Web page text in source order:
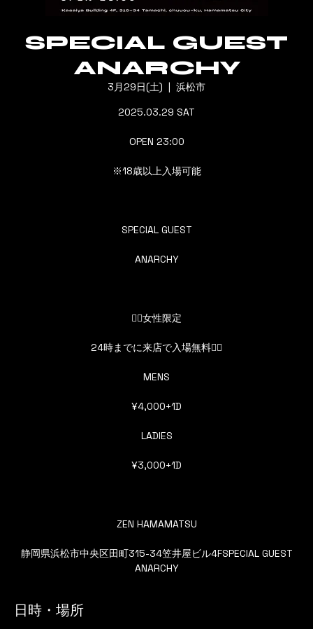
SPECIAL GUEST
ANARCHY
3月29日(土)
  |
浜松市
2025.03.29 SAT
OPEN 23:00
※18歳以上入場可能
SPECIAL GUEST
ANARCHY
👯‍♀️女性限定
24時までに来店で入場無料👯‍♀️
MENS
¥4,000+1D
LADIES
¥3,000+1D
ZEN HAMAMATSU
静岡県浜松市中央区田町315-34笠井屋ビル4FSPECIAL GUEST
ANARCHY
日時・場所